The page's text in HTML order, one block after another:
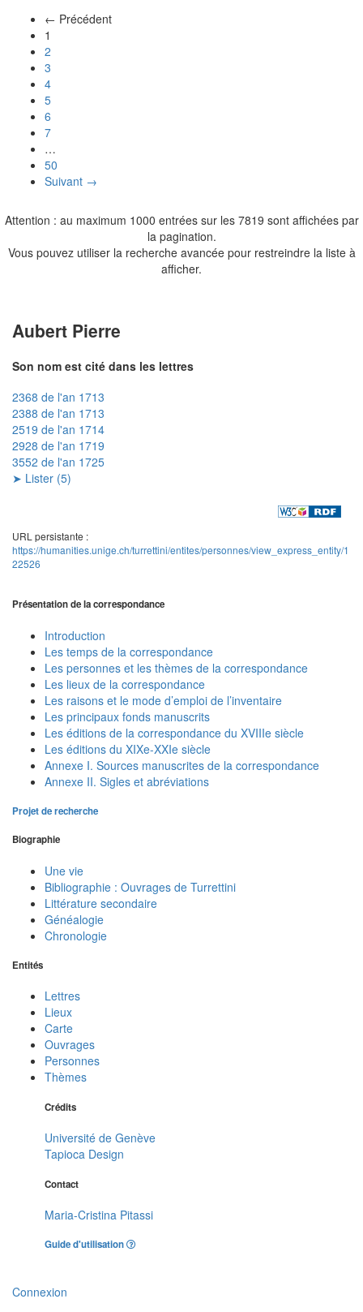
← Précédent
1
2
3
4
5
6
7
…
50
Suivant →
Attention : au maximum 1000 entrées sur les 7819 sont affichées par
la pagination.
Vous pouvez utiliser la recherche avancée pour restreindre la liste à
afficher.
Aubert Pierre
Son nom est cité dans les lettres
2368 de l'an 1713
2388 de l'an 1713
2519 de l'an 1714
2928 de l'an 1719
3552 de l'an 1725
➤ Lister (5)
URL persistante :
https://humanities.unige.ch/turrettini/entites/personnes/view_express_entity/1
22526
Présentation de la correspondance
Introduction
Les temps de la correspondance
Les personnes et les thèmes de la correspondance
Les lieux de la correspondance
Les raisons et le mode d’emploi de l’inventaire
Les principaux fonds manuscrits
Les éditions de la correspondance du XVIIIe siècle
Les éditions du XIXe-XXIe siècle
Annexe I. Sources manuscrites de la correspondance
Annexe II. Sigles et abréviations
Projet de recherche
Biographie
Une vie
Bibliographie : Ouvrages de Turrettini
Littérature secondaire
Généalogie
Chronologie
Entités
Lettres
Lieux
Carte
Ouvrages
Personnes
Thèmes
Crédits
Université de Genève
Tapioca Design
Contact
Maria-Cristina Pitassi
Guide d'utilisation
Connexion